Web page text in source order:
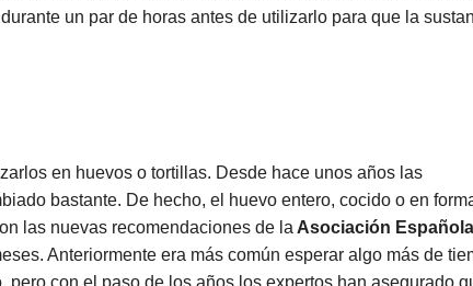
un par de horas antes de utilizarlo para que la
en huevos o tortillas. Desde hace unos años las
bastante. De hecho, el huevo entero, cocido o en
las nuevas recomendaciones de la Asociación
Anteriormente era más común esperar algo más de